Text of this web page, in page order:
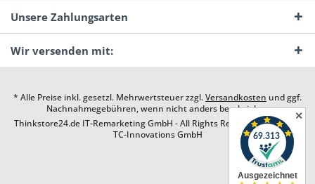
Unsere Zahlungsarten
Wir versenden mit:
* Alle Preise inkl. gesetzl. Mehrwertsteuer zzgl.Versandkosten und ggf.
Nachnahmegebühren, wenn nicht anders beschrieben
Thinkstore24.de IT-Remarketing GmbH - All Rights Reserved. Design by
TC-Innovations GmbH
✕